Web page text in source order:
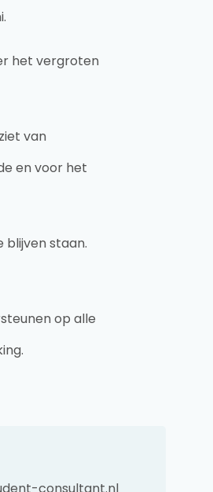
het vergroten
van
en voor het
staan.
op alle